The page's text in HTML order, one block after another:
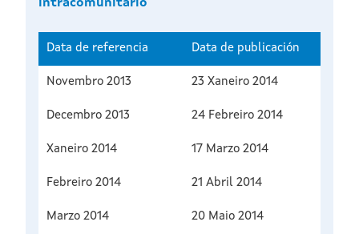
intracomunitario
Data de referencia Data de publicación
Novembro 2013 23 Xaneiro 2014
Decembro 2013 24 Febreiro 2014
Xaneiro 2014 17 Marzo 2014
Febreiro 2014 21 Abril 2014
Marzo 2014 20 Maio 2014